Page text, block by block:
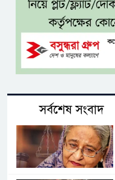
সর্বশেষ সংবাদ